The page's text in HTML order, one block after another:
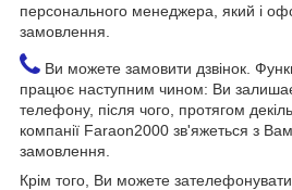
персонального менеджера, який і
замовлення.
Ви можете замовити дзвінок.
працює наступним чином: Ви
телефону, після чого, протягом
компанії Faraon2000 зв'яжеться з
замовлення.
Крім того, Ви можете